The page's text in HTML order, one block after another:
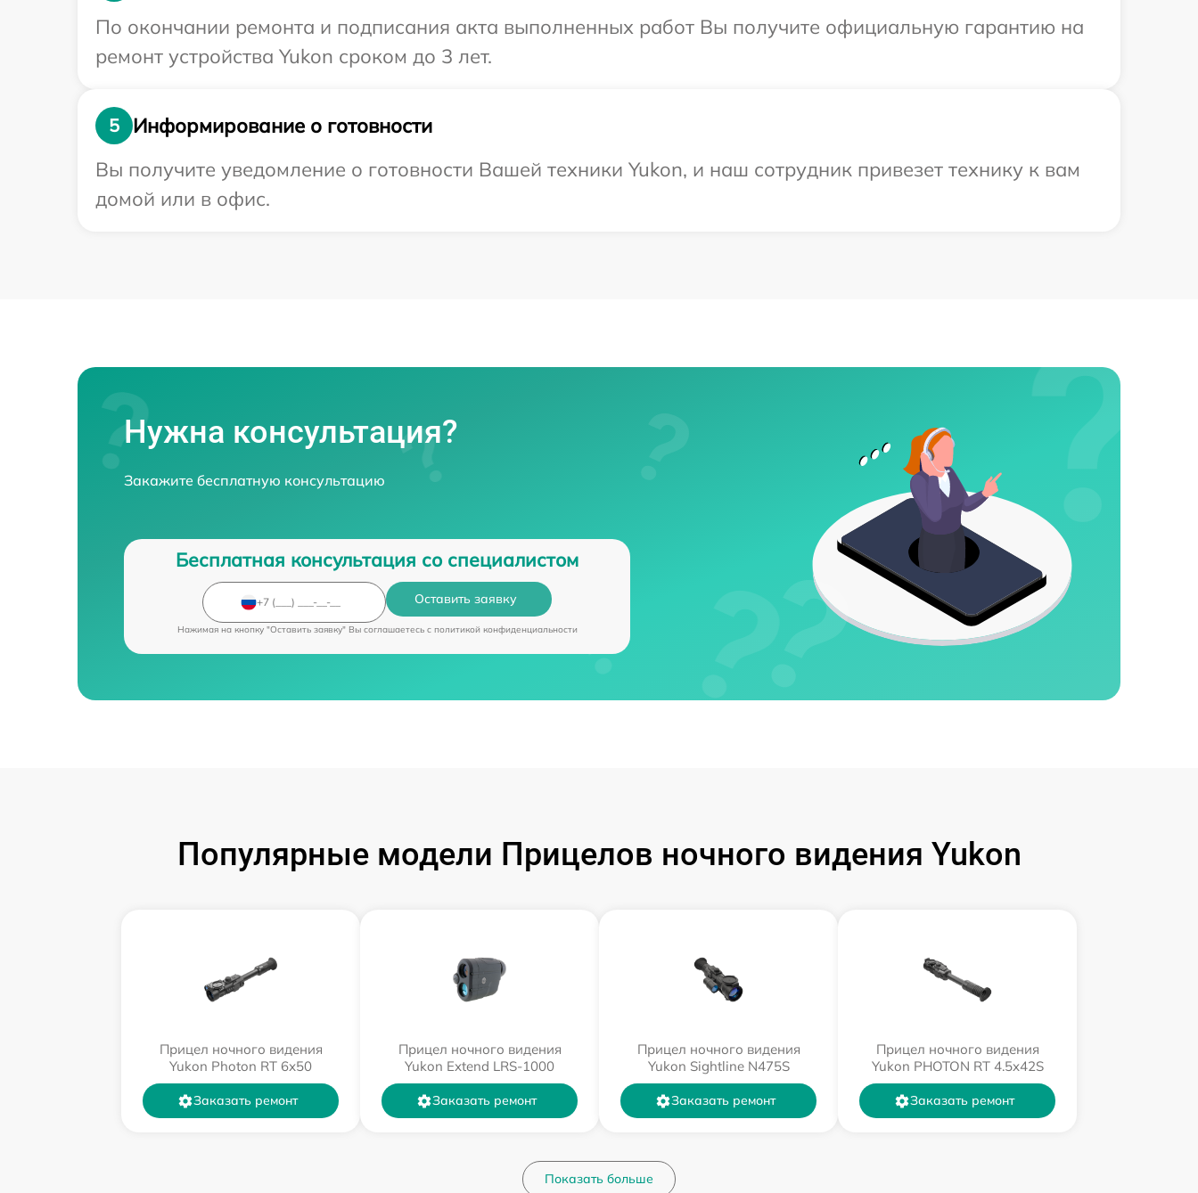
По окончании ремонта и подписания акта выполненных работ Вы получите официальную гарантию на
ремонт устройства Yukon сроком до 3 лет.
5
Информирование о готовности
Вы получите уведомление о готовности Вашей техники Yukon, и наш сотрудник привезет технику к вам
домой или в офис.
Нужна консультация?
Закажите бесплатную консультацию
Бесплатная консультация со специалистом
Оставить заявку
Нажимая на кнопку "Оставить заявку" Вы соглашаетесь c политикой конфиденциальности
Популярные модели Прицелов ночного видения Yukon
Прицел ночного видения
Yukon Photon RT 6х50
Заказать ремонт
Прицел ночного видения
Yukon Extend LRS-1000
Заказать ремонт
Прицел ночного видения
Yukon Sightline N475S
Заказать ремонт
Прицел ночного видения
Yukon PHOTON RT 4.5x42S
Заказать ремонт
Показать больше